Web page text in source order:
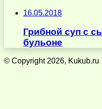
16.05.2018
Грибной суп с
бульоне
© Copyright 2026, Kukub.ru